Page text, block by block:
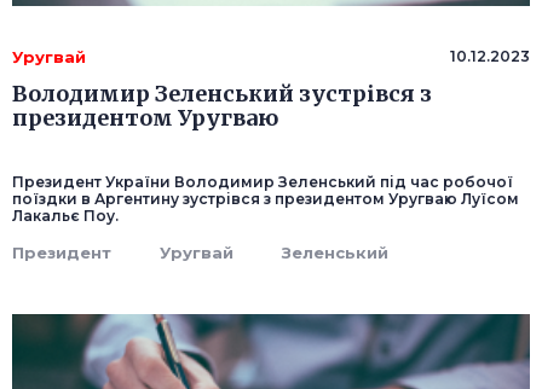
Уругвай 10.12.2023
Володимир Зеленський зустрівся з
президентом Уругваю
Президент України Володимир Зеленський під час робочої
поїздки в Аргентину зустрівся з президентом Уругваю Луїсом
Лакальє Поу.
Президент Уругвай Зеленський